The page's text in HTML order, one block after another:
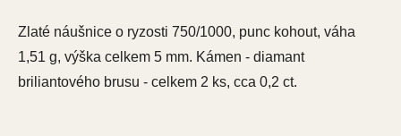
Zlaté náušnice o ryzosti 750/1000, punc kohout, váha
1,51 g, výška celkem 5 mm. Kámen - diamant
briliantového brusu - celkem 2 ks, cca 0,2 ct.